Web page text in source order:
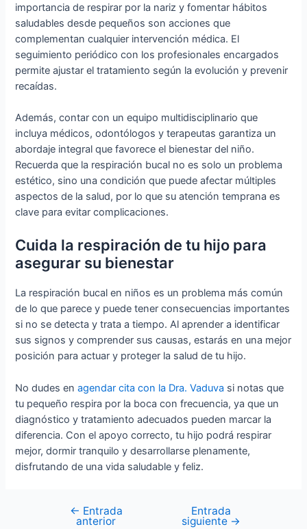
importancia de respirar por la nariz y fomentar hábitos
saludables desde pequeños son acciones que
complementan cualquier intervención médica. El
seguimiento periódico con los profesionales encargados
permite ajustar el tratamiento según la evolución y prevenir
recaídas.
Además, contar con un equipo multidisciplinario que
incluya médicos, odontólogos y terapeutas garantiza un
abordaje integral que favorece el bienestar del niño.
Recuerda que la respiración bucal no es solo un problema
estético, sino una condición que puede afectar múltiples
aspectos de la salud, por lo que su atención temprana es
clave para evitar complicaciones.
Cuida la respiración de tu hijo para
asegurar su bienestar
La respiración bucal en niños es un problema más común
de lo que parece y puede tener consecuencias importantes
si no se detecta y trata a tiempo. Al aprender a identificar
sus signos y comprender sus causas, estarás en una mejor
posición para actuar y proteger la salud de tu hijo.
No dudes enagendar cita con la Dra. Vaduva si notas que
tu pequeño respira por la boca con frecuencia, ya que un
diagnóstico y tratamiento adecuados pueden marcar la
diferencia. Con el apoyo correcto, tu hijo podrá respirar
mejor, dormir tranquilo y desarrollarse plenamente,
disfrutando de una vida saludable y feliz.
← Entrada
anterior
Entrada
siguiente →